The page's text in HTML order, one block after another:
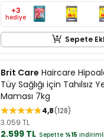
+3
hediye
Sepete
Brit Care Haircare
Tüy Sağlığı için Tahılsız
Maması 7kg
4,8 128
3.059 TL
2.599 TL Sepette %15 indirimli